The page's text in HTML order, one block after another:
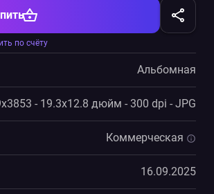
по счёту
Альбомная
- 19.3x12.8 дюйм - 300 dpi - JPG
Коммерческая
16.09.2025